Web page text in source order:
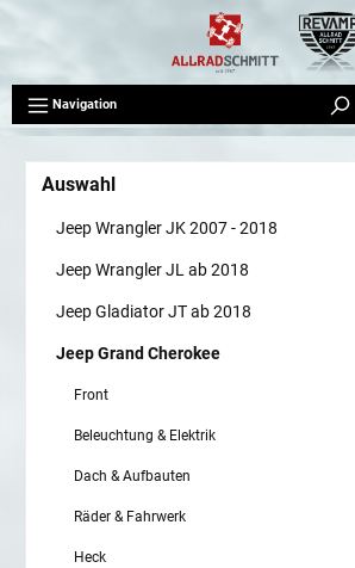
Navigation
Auswahl
Jeep Wrangler JK 2007 - 2018
Jeep Wrangler JL ab 2018
Jeep Gladiator JT ab 2018
Jeep Grand Cherokee
Front
Beleuchtung & Elektrik
Dach & Aufbauten
Räder & Fahrwerk
Heck